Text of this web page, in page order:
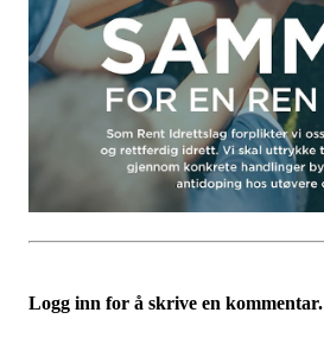
Logg inn for å skrive en kommentar.